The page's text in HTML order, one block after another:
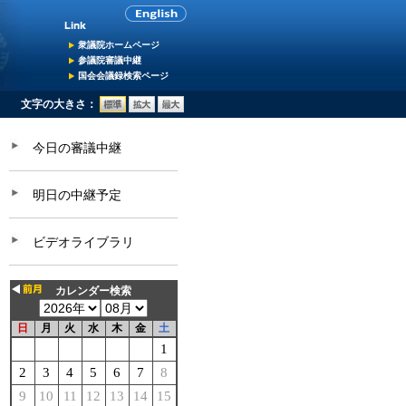
衆議院ホームページ
参議院審議中継
国会会議録検索ページ
文字の大きさ：
今日の審議中継
明日の中継予定
ビデオライブラリ
カレンダー検索
日 月 火 水 木 金 土
1
2
3 4 5 6 7
8
9
10 11 12 13 14
15